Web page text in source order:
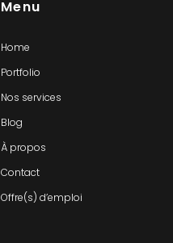
Menu
Home
Portfolio
Nos services
Blog
À propos
Contact
Offre(s) d’emploi